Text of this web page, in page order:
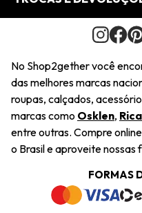
Journal
Saiu na Mídia
Sustentabilidade
Navegando
Termos e Condições
Regulamento e Promoções
Pedido de Presente
Wishlist
Condições Gerais
Troca Fácil
Restituição de
Dúvidas Frequentes
Termos e Condições
Política de Privacidade
No Shop2gether você
das melhores marcas
roupas, calçados,
marcas como Osklen,
entre outras. Compre
o Brasil e aproveite
FORMAS